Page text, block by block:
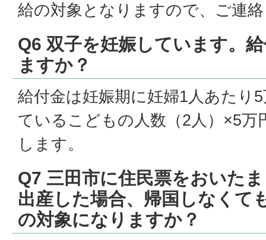
給の対象となりますので、ご連
Q6 双子を妊娠しています。
ますか？
給付金は妊娠期に妊婦1人あたり
ているこどもの人数（2人）×5万
します。
Q7 三田市に住民票をおいた
出産した場合、帰国しなくて
の対象になりますか？